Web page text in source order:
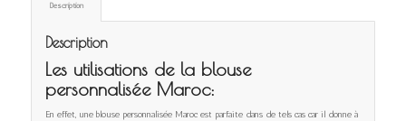
Description
Description
Les utilisations de la blouse
personnalisée Maroc:
En effet, une blouse personnalisée Maroc est parfaite dans de tels cas car il donne à